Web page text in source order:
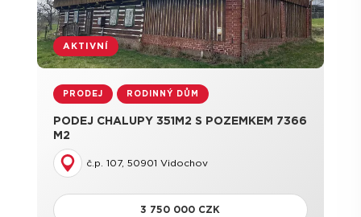
AKTIVNÍ
PRODEJ RODINNÝ DŮM
PODEJ CHALUPY 351M2 S POZEMKEM 7366
M2
č.p. 107, 50901 Vidochov
3 750 000 CZK